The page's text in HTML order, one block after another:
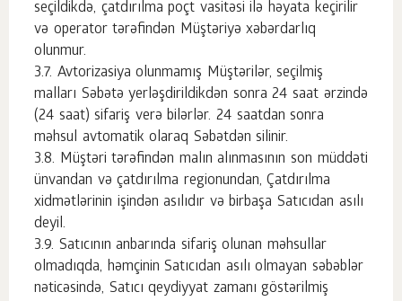
seçildikdə, çatdırılma poçt vasitəsi ilə həyata keçirilir
və operator tərəfindən Müştəriyə xəbərdarlıq
olunmur.
Avtorizasiya olunmamış Müştərilər, seçilmiş
malları Səbətə yerləşdirildikdən sonra 24 saat ərzində
(24 saat) sifariş verə bilərlər. 24 saatdan sonra
məhsul avtomatik olaraq Səbətdən silinir.
Müştəri tərəfindən malın alınmasının son müddəti
ünvandan və çatdırılma regionundan, Çatdırılma
xidmətlərinin işindən asılıdır və birbaşa Satıcıdan asılı
deyil.
Satıcının anbarında sifariş olunan məhsullar
olmadıqda, həmçinin Satıcıdan asılı olmayan səbəblər
nəticəsində, Satıcı qeydiyyat zamanı göstərilmiş